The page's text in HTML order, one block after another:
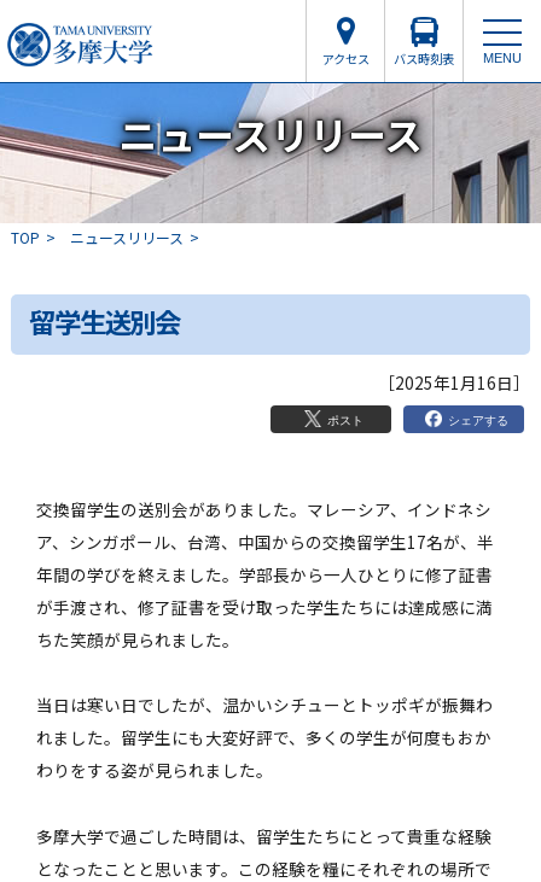
アクセス バス時刻表 MENU
ニュースリリース
TOP ニュースリリース
留学生送別会
［2025年1月16日］
ポスト シェアする
交換留学生の送別会がありました。マレーシア、インドネシ
ア、シンガポール、台湾、中国からの交換留学生17名が、半
年間の学びを終えました。学部長から一人ひとりに修了証書
が手渡され、修了証書を受け取った学生たちには達成感に満
ちた笑顔が見られました。
当日は寒い日でしたが、温かいシチューとトッポギが振舞わ
れました。留学生にも大変好評で、多くの学生が何度もおか
わりをする姿が見られました。
多摩大学で過ごした時間は、留学生たちにとって貴重な経験
となったことと思います。この経験を糧にそれぞれの場所で